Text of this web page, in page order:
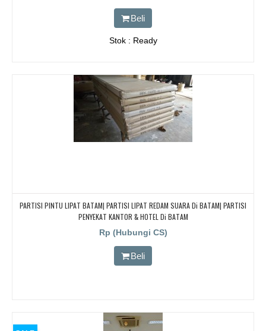
Beli
Stok : Ready
PARTISI PINTU LIPAT BATAM| PARTISI LIPAT REDAM SUARA Di BATAM| PARTISI
PENYEKAT KANTOR & HOTEL Di BATAM
Rp (Hubungi CS)
Beli